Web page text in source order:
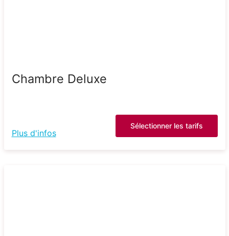
Chambre Deluxe
Plus d'infos
Sélectionner les tarifs